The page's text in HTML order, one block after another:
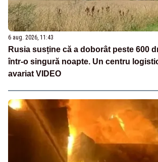
6 aug. 2026, 11:43
Rusia susține că a doborât peste 600
într-o singură noapte. Un centru
avariat VIDEO